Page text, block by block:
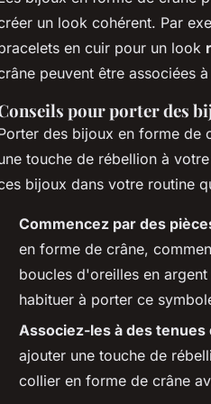
un look cohérent. Par
en cuir pour un look
peuvent être associées
pour porter des
des bijoux en forme de
touche de rébellion à
bijoux dans votre routine
Commencez par des
en forme de crâne,
boucles d'oreilles en
habituer à porter ce
Associez-les à des
ajouter une touche de
collier en forme de crâne